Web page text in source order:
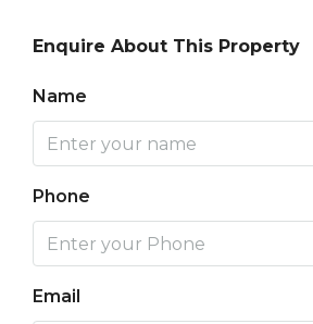
Enquire About This Property
Name
Phone
Email